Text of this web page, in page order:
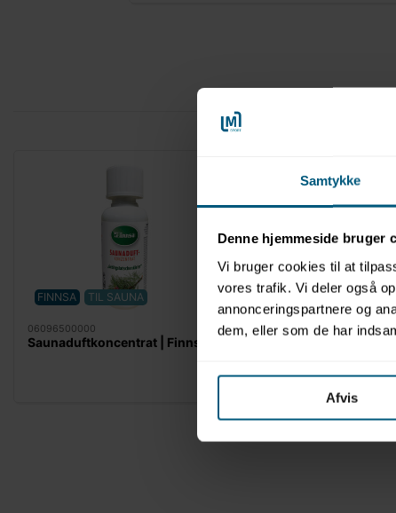
Samtykke
Denne hjemmeside bruger
Vi bruger cookies til at
vores trafik. Vi deler også
annonceringspartnere og
dem, eller som de har
Afvis
FINNSA TIL SAUNA
06096500000
Saunaduftkoncentrat | Finnsa
FINNSA TIL SAUNA
06096312000